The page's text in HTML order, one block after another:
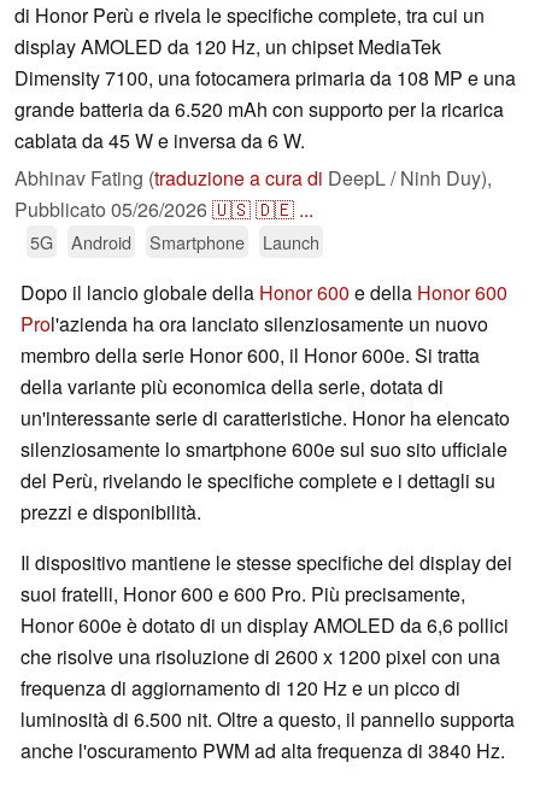
di Honor Perù e rivela le specifiche complete, tra cui un
display AMOLED da 120 Hz, un chipset MediaTek
Dimensity 7100, una fotocamera primaria da 108 MP e una
grande batteria da 6.520 mAh con supporto per la ricarica
cablata da 45 W e inversa da 6 W.
Abhinav Fating (traduzione a cura di DeepL / Ninh Duy),
Pubblicato 05/26/2026🇺🇸🇩🇪 ...
5G Android Smartphone Launch
Dopo il lancio globale della Honor 600 e della Honor 600
Prol'azienda ha ora lanciato silenziosamente un nuovo
membro della serie Honor 600, il Honor 600e. Si tratta
della variante più economica della serie, dotata di
un'interessante serie di caratteristiche. Honor ha elencato
silenziosamente lo smartphone 600e sul suo sito ufficiale
del Perù, rivelando le specifiche complete e i dettagli su
prezzi e disponibilità.
Il dispositivo mantiene le stesse specifiche del display dei
suoi fratelli, Honor 600 e 600 Pro. Più precisamente,
Honor 600e è dotato di un display AMOLED da 6,6 pollici
che risolve una risoluzione di 2600 x 1200 pixel con una
frequenza di aggiornamento di 120 Hz e un picco di
luminosità di 6.500 nit. Oltre a questo, il pannello supporta
anche l'oscuramento PWM ad alta frequenza di 3840 Hz.